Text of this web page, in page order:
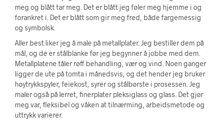
meg og blått tar meg. Det er blått jeg føler meg hjemme i og
forankret i. Det er blått som gir meg fred, både fargemessig
og symbolsk.
Aller best liker jeg å male på metallplater. Jeg bestiller dem på
mål, og de er stålblanke før jeg begynner å jobbe med dem.
Metallplatene tåler røff behandling, vær og vind. Noen ganger
ligger de ute på tomta i månedsvis, og det hender jeg bruker
høytrykkspyler, feiekost, syrer og stålbørste i prosessen. Jeg
maler også på lerret, finerplater pleksiglass og glass. Det gjør
meg var, fleksibel og våken at tilnærming, arbeidsmetode og
uttrykk varierer.